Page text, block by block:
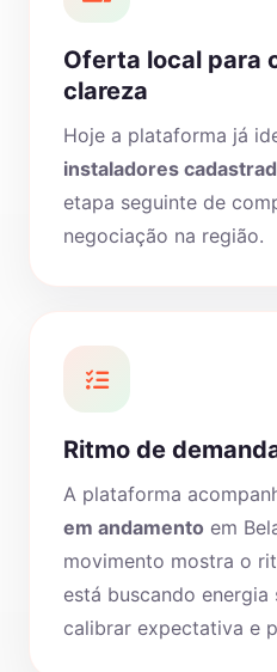
Oferta local para
clareza
Hoje a plataforma já
instaladores
etapa seguinte de
negociação na região.
Ritmo de
A plataforma
em andamento em
movimento mostra o
está buscando energia
calibrar expectativa e